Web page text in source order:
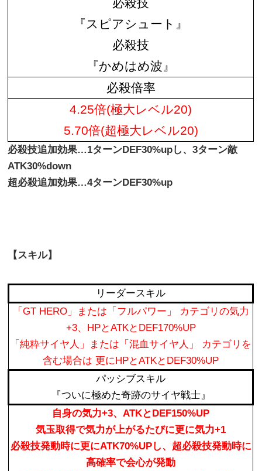
必殺技
『スピアシュート』
必殺技
『かめはめ波』
必殺倍率
4.25倍(極大レベル20)
5.70倍(超極大レベル20)
必殺技追加効果…1ターンDEF30%upし、3ターン敵
ATK30%down
超必殺追加効果…4ターンDEF30%up
【スキル】
リーダースキル
「GT HERO」または「フルパワー」 カテゴリの気力
+3、HPとATKとDEF170%UP
「純粋サイヤ人」または「混血サイヤ人」 カテゴリを
含む場合は 更にHPとATKとDEF30%UP
パッシブスキル
『ついに極めた奇跡のサイヤ戦士』
自身の気力+3、ATKとDEF150%UP
気玉取得で気力が上がるたびに更に気力+1
必殺技発動時に更にATK70%UPし、超必殺技発動時に
高確率で会心が発動